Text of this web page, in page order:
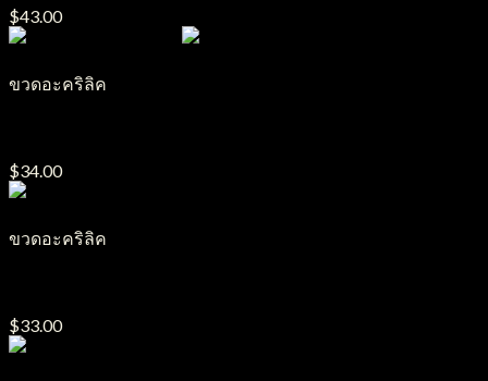
$43.00
ขวดอะคริลิค
$34.00
ขวดอะคริลิค
$33.00